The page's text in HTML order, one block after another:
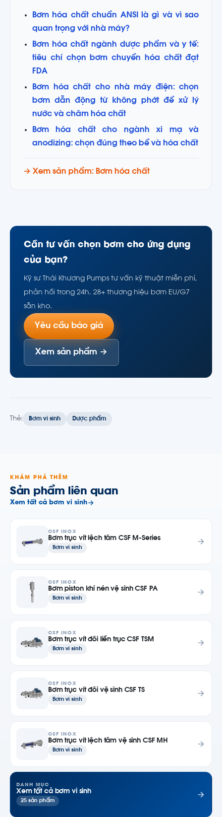
Bơm hóa chất chuẩn ANSI là gì và vì sao
quan trọng với nhà máy?
Bơm hóa chất ngành dược phẩm và y tế:
tiêu chí chọn bơm chuyển hóa chất đạt
FDA
Bơm hóa chất cho nhà máy điện: chọn
bơm dẫn động từ không phớt để xử lý
nước và châm hóa chất
Bơm hóa chất cho ngành xi mạ và
anodizing: chọn đúng theo bể và hóa chất
→ Xem sản phẩm: Bơm hóa chất
Cần tư vấn chọn bơm cho ứng dụng
của bạn?
Kỹ sư Thái Khương Pumps tư vấn kỹ thuật miễn phí,
phản hồi trong 24h. 28+ thương hiệu bơm EU/G7
sẵn kho.
Yêu cầu báo giá
Xem sản phẩm →
Thẻ: Bơm vi sinh Dược phẩm
KHÁM PHÁ THÊM
Sản phẩm liên quan
Xem tất cả bơm vi sinh
CSF INOX
Bơm trục vít lệch tâm CSF M-Series
Bơm vi sinh
CSF INOX
Bơm piston khí nén vệ sinh CSF PA
Bơm vi sinh
CSF INOX
Bơm trục vít đôi liền trục CSF TSM
Bơm vi sinh
CSF INOX
Bơm trục vít đôi vệ sinh CSF TS
Bơm vi sinh
CSF INOX
Bơm trục vít lệch tâm vệ sinh CSF MH
Bơm vi sinh
DANH MỤC
Xem tất cả bơm vi sinh
25 sản phẩm